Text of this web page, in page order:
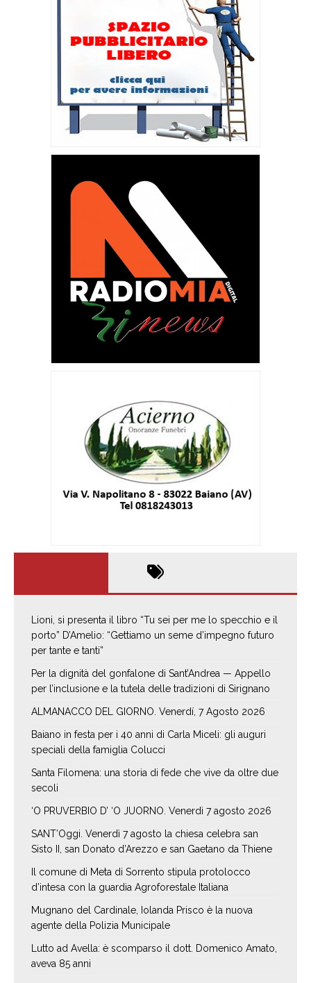
Lioni, si presenta il libro “Tu sei per me lo specchio e il
porto” D’Amelio: “Gettiamo un seme d’impegno futuro
per tante e tanti”
Per la dignità del gonfalone di Sant’Andrea — Appello
per l’inclusione e la tutela delle tradizioni di Sirignano
ALMANACCO DEL GIORNO. Venerdí, 7 Agosto 2026
Baiano in festa per i 40 anni di Carla Miceli: gli auguri
speciali della famiglia Colucci
Santa Filomena: una storia di fede che vive da oltre due
secoli
‘O PRUVERBIO D’ ‘O JUORNO. Venerdì 7 agosto 2026
SANT’Oggi. Venerdì 7 agosto la chiesa celebra san
Sisto II, san Donato d’Arezzo e san Gaetano da Thiene
Il comune di Meta di Sorrento stipula protolocco
d’intesa con la guardia Agroforestale Italiana
Mugnano del Cardinale, Iolanda Prisco è la nuova
agente della Polizia Municipale
Lutto ad Avella: è scomparso il dott. Domenico Amato,
aveva 85 anni